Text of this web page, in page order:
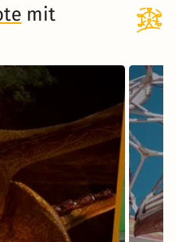
Frühstück
mit